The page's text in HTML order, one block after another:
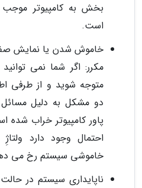
بخش به کامپیوتر
است.
خاموش شدن یا نمایش
مکرر: اگر شما نمی
متوجه شوید و از طرفی
دو مشکل به دلیل مسائل
پاور کامپیوتر خراب
احتمال وجود دارد
خاموشی سیستم رخ می
ناپایداری سیستم در